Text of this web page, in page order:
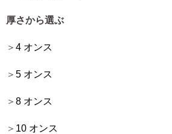
厚さから選ぶ
4 オンス
5 オンス
8 オンス
10 オンス